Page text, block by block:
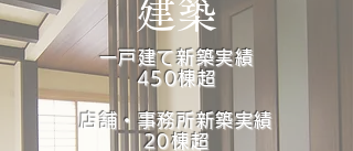
建築
一戸建て新築実績
450棟超
店舗・事務所新築実績
20棟超